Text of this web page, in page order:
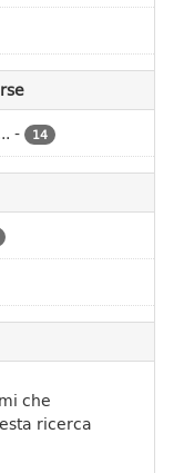
- 14
che
ricerca